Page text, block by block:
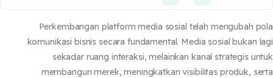
Perkembangan platform media sosial telah mengubah
komunikasi bisnis secara fundamental. Media sosial bukan
sekadar ruang interaksi, melainkan kanal strategis
membangun merek, meningkatkan visibilitas produk,